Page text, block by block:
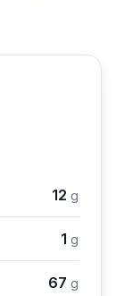
12 g
1 g
67 g